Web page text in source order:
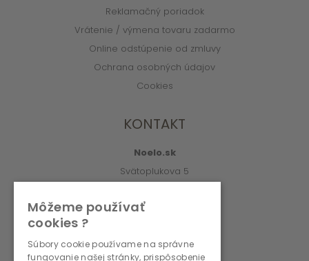
Reklamačný poriadok
Vrátenie / výmena tovaru zadarmo
Online odstúpenie od zmluvy
Ochrana osobných údajov
Cookies
KONTAKT
Noelo.sk
Svätoplukova 5
info@noelo.sk
Môžeme používať
cookies ?
Súbory cookie používame na správne
fungovanie našej stránky, prispôsobenie